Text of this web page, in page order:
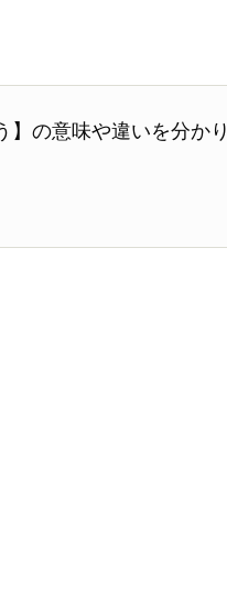
】の意味や違いを分かり